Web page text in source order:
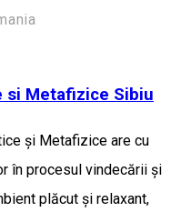
si Metafizice Sibiu
și Metafizice are cu
în procesul vindecării și
plăcut și relaxant,